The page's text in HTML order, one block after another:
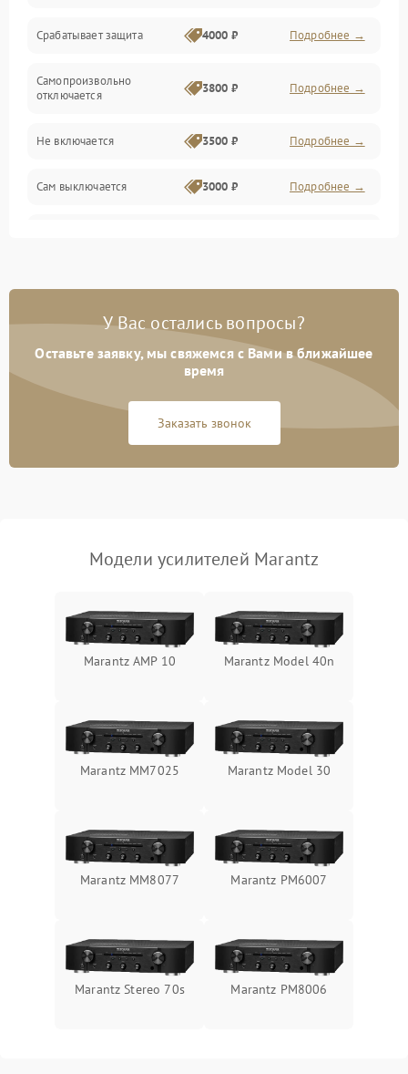
Срабатывает защита 4000 ₽ Подробнее →
Самопроизвольно
отключается
3800 ₽ Подробнее →
Не включается 3500 ₽ Подробнее →
Сам выключается 3000 ₽ Подробнее →
Ошибка платы питания 4000 ₽ Подробнее →
У Вас остались вопросы?
Оставьте заявку, мы свяжемся с Вами в ближайшее
время
Заказать звонок
Модели усилителей Marantz
Marantz AMP 10 Marantz Model 40n
Marantz MM7025 Marantz Model 30
Marantz MM8077 Marantz PM6007
Marantz Stereo 70s Marantz PM8006